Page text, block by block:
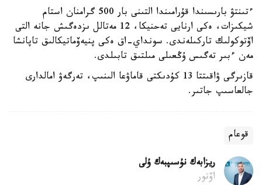
ءتىنتۋ بارىسىندا قۇرامىندا التىنى بار 500 گرامنان استام
شيكىزات، ەكى ارنايى تەحنيكا، 12 مەتالل ىزدەگىش جانە التى
اۆتوكولىك تاركىلەندى. سونداي-اق ەكى پنيەۆماتيكالىق تاپانشا
مەن ءبىر تەگىس ۇڭعىلى مىلتىق تابىلدى.
قازىرگى ۋاقىتتا 13 كۇدىكتى قاماۋعا الىنىپ، تەرگەۋ امالدارى
جالعاسىپ جاتىر.
قوعام
ريزابەك نۇسىپبەك ۇلى
اۆتور